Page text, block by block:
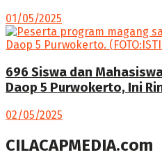
01/05/2025
696 Siswa dan
Daop 5 Purwokerto, Ini
02/05/2025
CILACAPMEDIA.com